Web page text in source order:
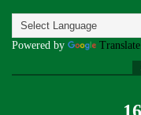
Powered by
Translate